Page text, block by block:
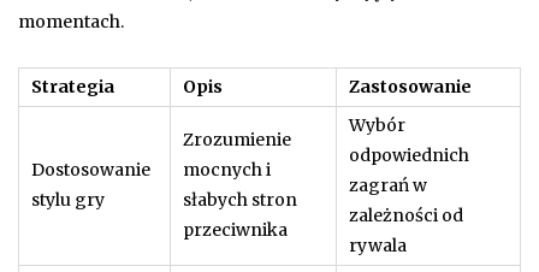
momentach.
Strategia Opis Zastosowanie
Dostosowanie
stylu gry
Zrozumienie
mocnych i
słabych stron
przeciwnika
Wybór
odpowiednich
zagrań w
zależności od
rywala